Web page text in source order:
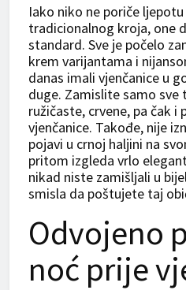
Iako niko ne poriče
tradicionalnog kroja, one
standard. Sve je počelo
krem varijantama i
danas imali vjenčanice u
duge. Zamislite samo sve
ružičaste, crvene, pa čak i
vjenčanice. Takođe, nije
pojavi u crnoj haljini na
pritom izgleda vrlo
nikad niste zamišljali u
smisla da poštujete taj
Odvojeno
noć prije